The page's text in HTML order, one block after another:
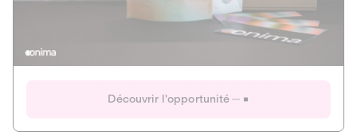
IR 50% JEIR
Découvrir l'opportunité
Ouverture imminente
Onima
CAPITAL INVESTISSEMENT MIEUX MANGER